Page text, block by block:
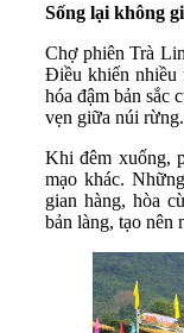
Sống lại không
Chợ phiên Trà
Điều khiến nhiều
hóa đậm bản sắc
vẹn giữa núi rừng.
Khi đêm xuống,
mạo khác.
gian hàng, hòa
bản làng, tạo nên